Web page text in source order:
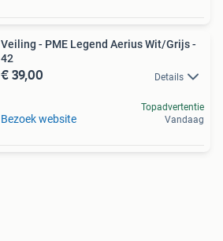
Veiling - PME Legend Aerius Wit/Grijs -
42
€ 39,00 Details
Bezoek website
Topadvertentie
Vandaag